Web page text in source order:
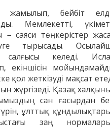
Даниярбейбіт
Мемлекетті,
саяси төңкерістер
тырысады.
келеді.
екіншісін
қол жеткізуді мақсат
жүргізеді. Қазақ
сан ғасырдан
ұлттық
заң